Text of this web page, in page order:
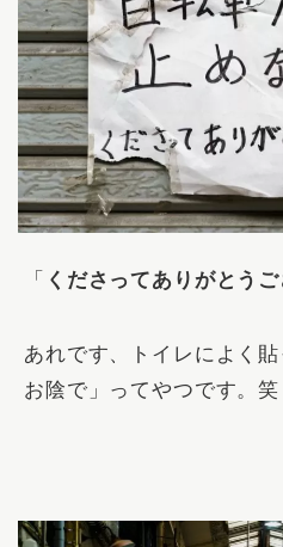
「 くださってありがとう
あれです、トイレによく
お陰で」ってやつです。笑